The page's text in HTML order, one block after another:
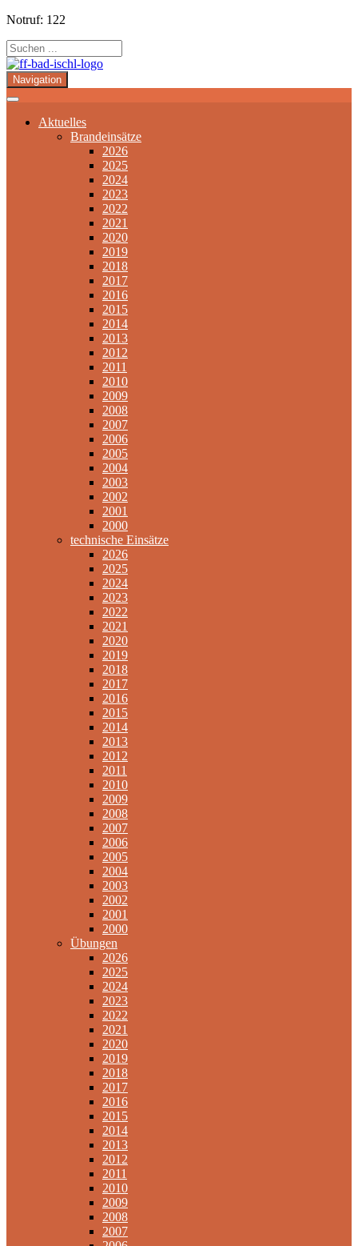
Notruf: 122
Navigation
Aktuelles
Brandeinsätze
2026
2025
2024
2023
2022
2021
2020
2019
2018
2017
2016
2015
2014
2013
2012
2011
2010
2009
2008
2007
2006
2005
2004
2003
2002
2001
2000
technische Einsätze
2026
2025
2024
2023
2022
2021
2020
2019
2018
2017
2016
2015
2014
2013
2012
2011
2010
2009
2008
2007
2006
2005
2004
2003
2002
2001
2000
Übungen
2026
2025
2024
2023
2022
2021
2020
2019
2018
2017
2016
2015
2014
2013
2012
2011
2010
2009
2008
2007